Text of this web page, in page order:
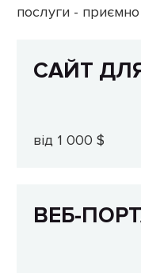
послуги -
САЙТ
від 1 000 $
ВЕБ-